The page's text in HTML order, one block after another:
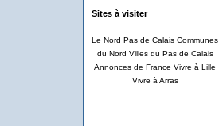
Sites à visiter
Le Nord Pas de Calais Communes
du Nord Villes du Pas de Calais
Annonces de France Vivre à Lille
Vivre à Arras